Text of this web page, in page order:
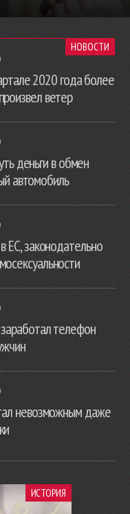
НОВОСТИ
2020 года более
ветер
деньги в обмен
автомобиль
ЕС, законодательно
телефон
невозможным даже
ИСТОРИЯ